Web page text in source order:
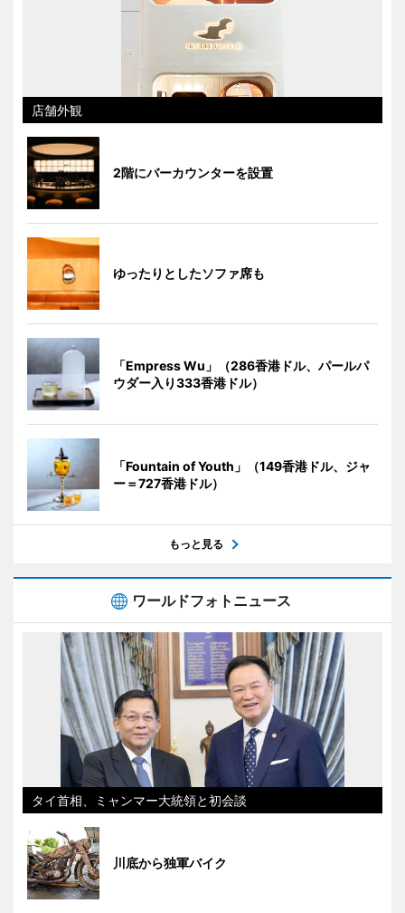
店舗外観
2階にバーカウンターを設置
ゆったりとしたソファ席も
「Empress Wu」（286香港ドル、パールパ
ウダー入り333香港ドル）
「Fountain of Youth」（149香港ドル、ジャ
ー＝727香港ドル）
もっと見る
ワールドフォトニュース
タイ首相、ミャンマー大統領と初会談
川底から独軍バイク